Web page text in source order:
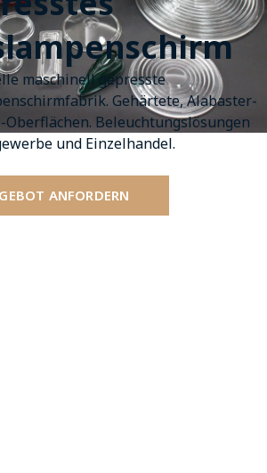
maschinell gepresste
Gehärtete, Alabaster-
Oberflächen. Beleuchtungslösungen
und Einzelhandel.
ANFORDERN